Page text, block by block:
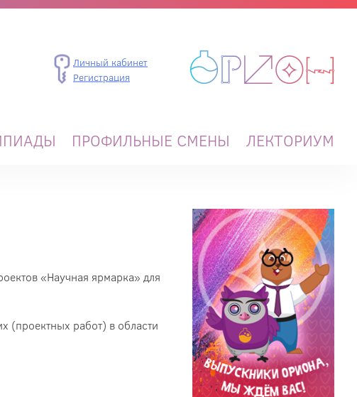
Личный кабинет
Регистрация
ПРОФИЛЬНЫЕ СМЕНЫ ЛЕКТОРИУМ
«Научная ярмарка» для
(проектных работ) в области